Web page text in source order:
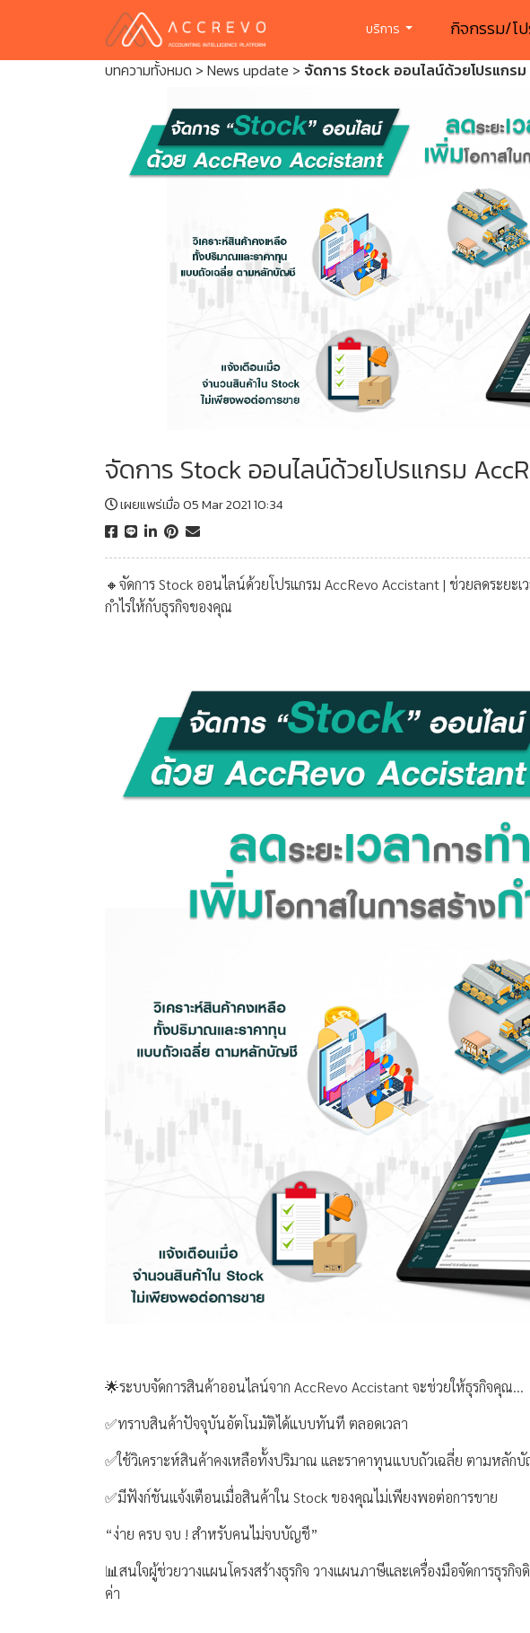
บริการ กิจกรรม/โ
บทความทั้งหมด > News update > จัดการ Stock ออนไลน์ด้วยโปรแกร
จัดการ Stock ออนไลน์ด้วยโปรแกรม
เผยแพร่เมื่อ 05 Mar 2021 10:34
🔸จัดการ Stock ออนไลน์ด้วยโปรแกรม AccRevo Accistant | ช่วยลดระยะเ
กำไรให้กับธุรกิจของคุณ
🌟ระบบจัดการสินค้าออนไลน์จาก AccRevo Accistant จะช่วยให้ธุรกิจคุณ...
✅ทราบสินค้าปัจจุบันอัตโนมัติได้แบบทันที ตลอดเวลา
✅ใช้วิเคราะห์สินค้าคงเหลือทั้งปริมาณ และราคาทุนแบบถัวเฉลี่ย ตามหลัก
✅มีฟังก์ชันแจ้งเตือนเมื่อสินค้าใน Stock ของคุณไม่เพียงพอต่อการขาย
“ง่าย ครบ จบ ! สำหรับคนไม่จบบัญชี”
📊สนใจผู้ช่วยวางแผนโครงสร้างธุรกิจ วางแผนภาษีและเครื่องมือจัดการธุร
ค่า